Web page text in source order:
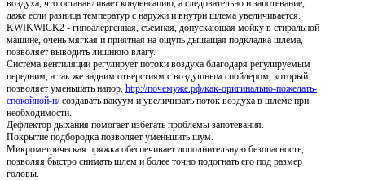
воздуха, что останавливает конденсацию, а следовательно и запотевание,
даже если разница температур с наружи и внутри шлема увеличивается.
KWIKWICK2 - гипоалергенная, съемная, допускающая мойку в стиральной
машине, очень мягкая и приятная на ощупь дышащая подкладка шлема,
позволяет выводить лишнюю влагу.
Система вентиляции регулирует потоки воздуха благодаря регулируемым
передним, а так же задним отверстиям с воздушным спойлером, который
позволяет уменьшать напор, http://почемуже.рф/как-оригинально-пожелать-
спокойной-н/создавать вакуум и увеличивать поток воздуха в шлеме при
необходимости.
Дефлектор дыхания помогает избегать проблемы запотевания.
Покрытие подбородка позволяет уменьшить шум.
Микрометрическая пряжка обеспечивает дополнительную безопасность,
позволяя быстро снимать шлем и более точно подогнать его под размер
головы.